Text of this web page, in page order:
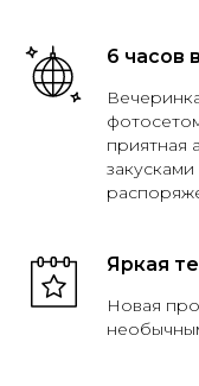
6 часов
приятная
Яркая
Новая